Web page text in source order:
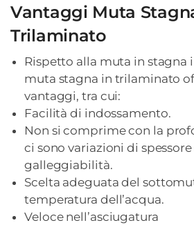
Vantaggi Muta
Trilaminato
Rispetto alla muta in stagna
muta stagna in trilaminato
vantaggi, tra cui:
Facilità di indossamento.
Non si comprime con la
ci sono variazioni di spessore
galleggiabilità.
Scelta adeguata del
temperatura dell’acqua.
Veloce nell’asciugatura